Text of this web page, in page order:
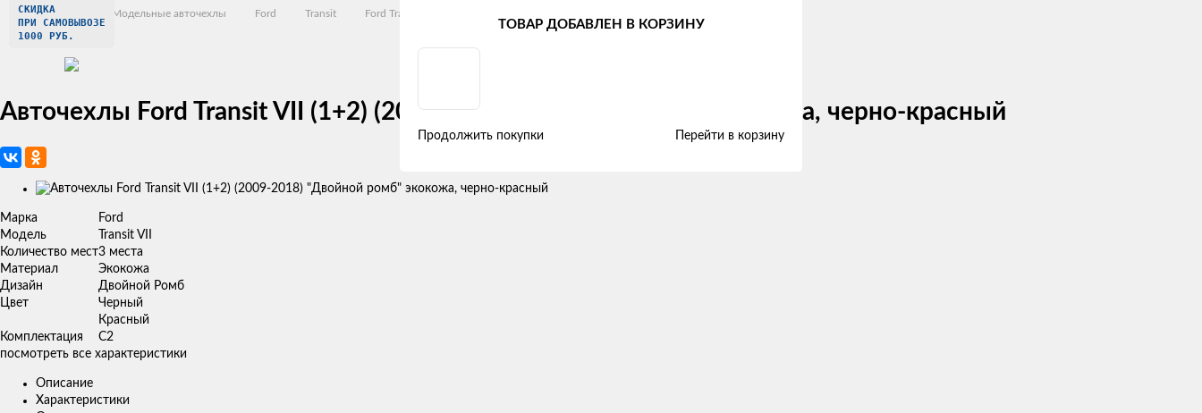
Главная Модельные авточехлы Ford Transit Ford Transit I (Рестайлинг) (1+2) (2009 - 2018)
Авточехлы Ford Transit VII (1+2) (2009-2018) "Двойной ромб" экокожа, черно-красный
Изображения
товаров
СКИДКА
ПРИ САМОВЫВОЗЕ
1000 РУБ.
Марка
Ford
Модель
Transit VII
Количество мест3 места
Материал
Экокожа
Дизайн
Двойной Ромб
Цвет
Черный
Красный
Комплектация
C2
посмотреть все характеристики
Описание
Характеристики
ТОВАР ДОБАВЛЕН В КОРЗИНУ
Продолжить покупки Перейти в корзину